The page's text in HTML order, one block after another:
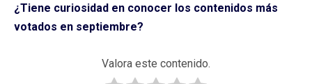
¿Tiene curiosidad en conocer los contenidos más
votados en septiembre?
Valora este contenido.